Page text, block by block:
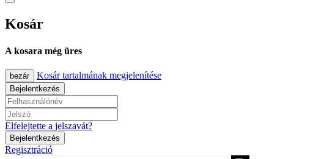
Kosár
A kosara még üres
bezár Kosár tartalmának megjelenítése
Bejelentkezés
Elfelejtette a jelszavát?
Bejelentkezés
Regisztráció